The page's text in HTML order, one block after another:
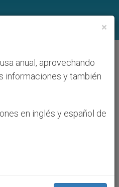
×
anual, aprovechando
informaciones y también
en inglés y español de